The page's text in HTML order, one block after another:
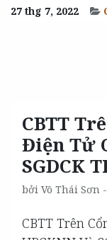
27 thg 7, 2022
CBTT
Điện Tử
SGDCK
bởi Võ Thái Sơn
CBTT Trên